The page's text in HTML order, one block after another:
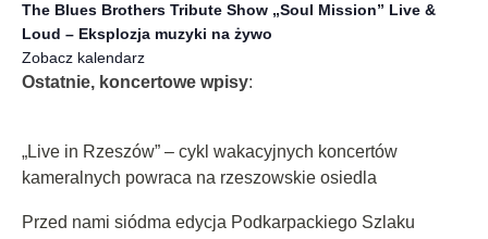
The Blues Brothers Tribute Show „Soul Mission” Live &
Loud – Eksplozja muzyki na żywo
Zobacz kalendarz
Ostatnie, koncertowe wpisy:
„Live in Rzeszów” – cykl wakacyjnych koncertów
kameralnych powraca na rzeszowskie osiedla
Przed nami siódma edycja Podkarpackiego Szlaku